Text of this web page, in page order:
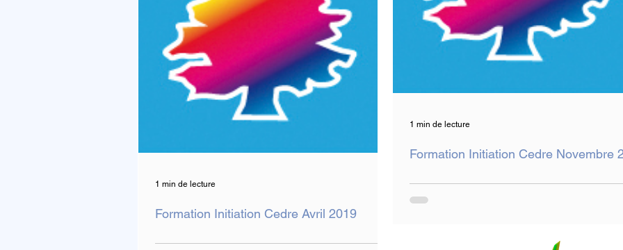
Formation Initiation Cedre Avril 2019
1 min de lecture
Formation Initiation Cedre Novembre
1 min de lecture